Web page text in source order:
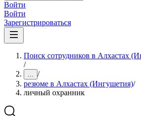
Войти
Войти
Зарегистрироваться
Поиск сотрудников в Алхастах
/
... /
резюме в Алхастах (Ингушетия)/
личный охранник